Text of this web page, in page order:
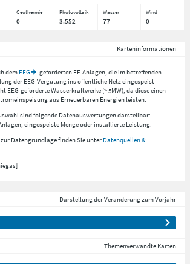
Geothermie Photovoltaik Wasser Wind
0 3.552 77 0
Karteninformationen
dem EEG
geförderten EE-Anlagen, die im betreffenden
der EEG-Vergütung ins öffentliche Netz eingespeist
EEG-geförderte Wasserkraftwerke (> 5MW), da diese einen
aus Erneuerbaren Energien leisten.
sind folgende Datenauswertungen darstellbar:
eingespeiste Menge oder installierte Leistung.
Datengrundlage finden Sie unter Datenquellen &
Darstellung der Veränderung zum Vorjahr
Themenverwandte Karten